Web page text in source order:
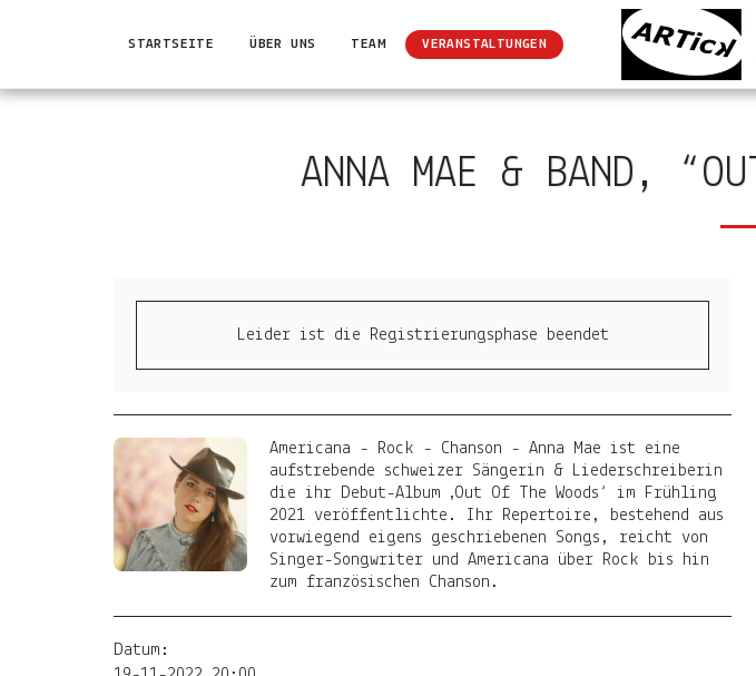
STARTSEITE ÜBER UNS TEAM VERANSTALTUNGEN
ANNA MAE & BAND,
Leider ist die Registrierungsphase beendet
Americana - Rock - Chanson - Anna Mae ist eine
aufstrebende schweizer Sängerin & Liederschreiberin
die ihr Debut-Album ‚Out Of The Woods‘ im Frühling
2021 veröffentlichte. Ihr Repertoire, bestehend aus
vorwiegend eigens geschriebenen Songs, reicht von
Singer-Songwriter und Americana über Rock bis hin
zum französischen Chanson.
Datum: